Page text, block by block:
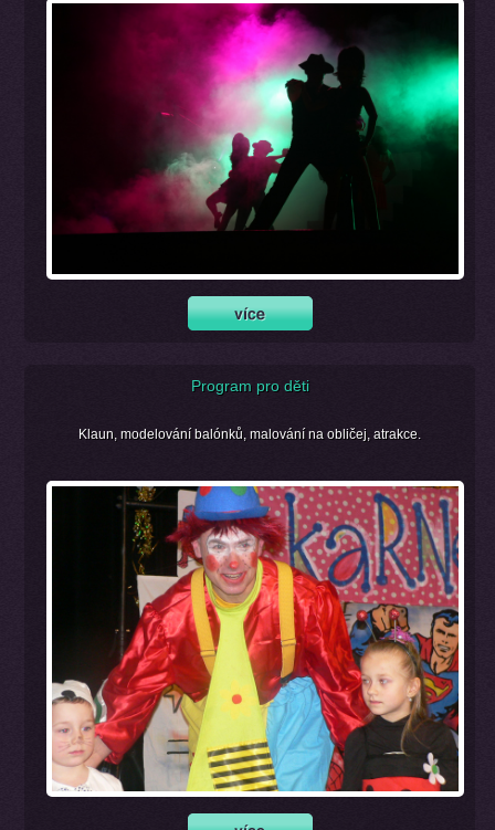
Program pro děti
Klaun, modelování balónků, malování na obličej, atrakce.